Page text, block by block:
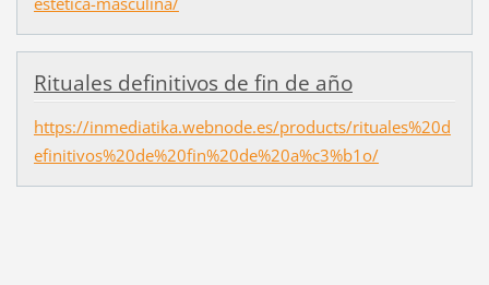
Rituales definitivos de fin de año
https://inmediatika.webnode.es/products/rituales%20d
efinitivos%20de%20fin%20de%20a%c3%b1o/